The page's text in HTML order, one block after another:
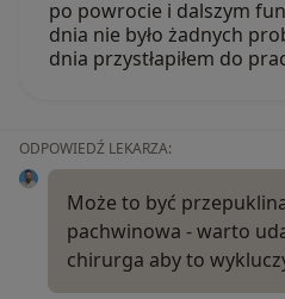
po powrocie i dalszym
dnia nie było żadnych
dnia przystłapiłem do
ODPOWIEDŹ LEKARZA:
Może to być
pachwinowa - warto
chirurga aby to